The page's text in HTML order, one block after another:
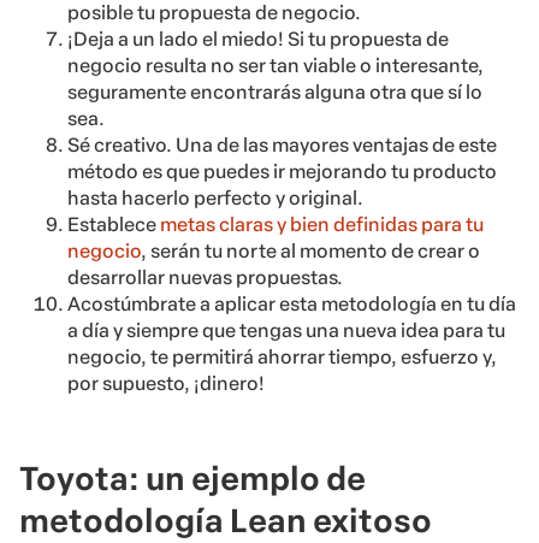
posible tu propuesta de negocio.
¡Deja a un lado el miedo! Si tu propuesta de
negocio resulta no ser tan viable o interesante,
seguramente encontrarás alguna otra que sí lo
sea.
Sé creativo. Una de las mayores ventajas de este
método es que puedes ir mejorando tu producto
hasta hacerlo perfecto y original.
Establece metas claras y bien definidas para tu
negocio, serán tu norte al momento de crear o
desarrollar nuevas propuestas.
Acostúmbrate a aplicar esta metodología en tu día
a día y siempre que tengas una nueva idea para tu
negocio, te permitirá ahorrar tiempo, esfuerzo y,
por supuesto, ¡dinero!
Toyota: un ejemplo de
metodología Lean exitoso